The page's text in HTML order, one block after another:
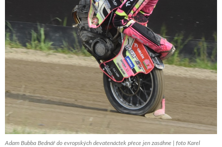
Adam Bubba Bednář do evropských devatenáctek přece jen zasáhne | foto Karel